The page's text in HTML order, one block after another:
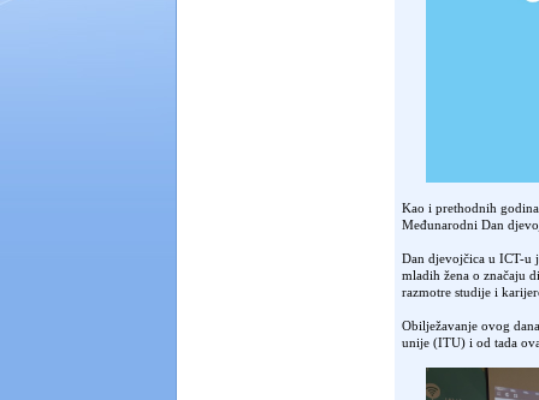
Kao i prethodnih
Međunarodni Dan
Dan djevojčica u ICT-u
mladih žena o značaju
razmotre studije i
Obilježavanje ovog
unije (ITU) i od tada